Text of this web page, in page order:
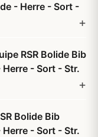
- Herre - Sort -
RSR Bolide Bib
- Sort - Str.
Bolide Bib
- Sort - Str.